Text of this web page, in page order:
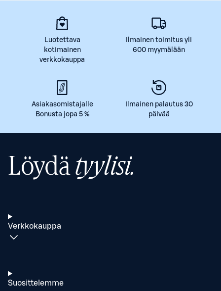
Luotettava
kotimainen
verkkokauppa
Ilmainen toimitus yli
600 myymälään
Asiakasomistajalle
Bonusta jopa 5 %
Ilmainen palautus 30
päivää
Löydätyylisi.
Verkkokauppa
Suosittelemme